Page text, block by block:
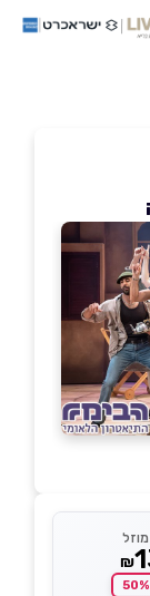
₪
50%